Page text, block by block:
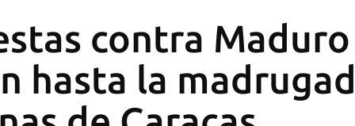
contra Maduro
hasta la